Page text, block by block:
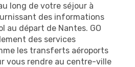
long de votre séjour à
des informations
au départ de Nantes. GO
des services
les transferts aéroports
vous rendre au centre-ville